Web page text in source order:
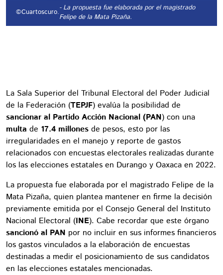
©Cuartoscuro.- La propuesta fue elaborada por el magistrado
Felipe de la Mata Pizaña.
La Sala Superior del Tribunal Electoral del Poder Judicial
de la Federación (TEPJF) evalúa la posibilidad de
sancionar al Partido Acción Nacional (PAN) con una
multa de 17.4 millones de pesos, esto por las
irregularidades en el manejo y reporte de gastos
relacionados con encuestas electorales realizadas durante
los las elecciones estatales en Durango y Oaxaca en 2022.
La propuesta fue elaborada por el magistrado Felipe de la
Mata Pizaña, quien plantea mantener en firme la decisión
previamente emitida por el Consejo General del Instituto
Nacional Electoral (INE). Cabe recordar que este órgano
sancionó al PAN por no incluir en sus informes financieros
los gastos vinculados a la elaboración de encuestas
destinadas a medir el posicionamiento de sus candidatos
en las elecciones estatales mencionadas.